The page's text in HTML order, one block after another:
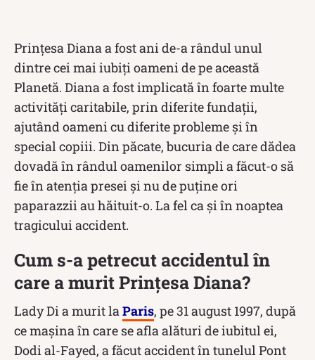
Prințesa Diana a fost ani de-a rândul unul
dintre cei mai iubiți oameni de pe această
Planetă. Diana a fost implicată în foarte multe
activități caritabile, prin diferite fundații,
ajutând oameni cu diferite probleme și în
special copiii. Din păcate, bucuria de care dădea
dovadă în rândul oamenilor simpli a făcut-o să
fie în atenția presei și nu de puține ori
paparazzii au hăituit-o. La fel ca și în noaptea
tragicului accident.
Cum s-a petrecut accidentul în
care a murit Prințesa Diana?
Lady Di a murit la Paris, pe 31 august 1997, după
ce mașina în care se afla alături de iubitul ei,
Dodi al-Fayed, a făcut accident în tunelul Pont